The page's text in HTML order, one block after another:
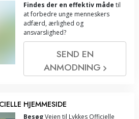
Findes der en effektiv måde til
at forbedre unge menneskers
adfærd, ærlighed og
ansvarslighed?
SEND EN
ANMODNING
HJEMMESIDE
BesøgVejen til Lykkes Officielle